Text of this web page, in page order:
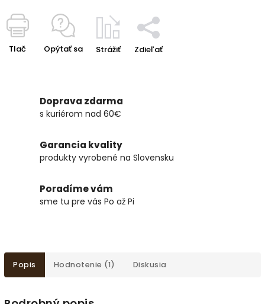
Tlač Opýtať sa Strážiť Zdieľať
Doprava zdarma
s kuriérom nad 60€
Garancia kvality
produkty vyrobené na Slovensku
Poradíme vám
sme tu pre vás Po až Pi
Popis Hodnotenie (1) Diskusia